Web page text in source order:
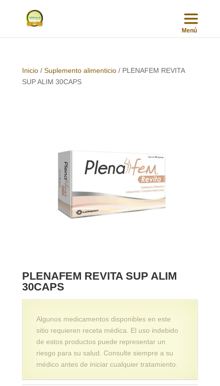
Inicio/ Suplemento alimenticio/ PLENAFEM REVITA
SUP ALIM 30CAPS
PLENAFEM REVITA SUP ALIM
30CAPS
Algunos medicamentos disponibles en este
sitio requieren receta médica. El uso indebido
de estos productos puede representar un
riesgo para su salud. Consulte siempre a su
médico antes de iniciar cualquier tratamiento.